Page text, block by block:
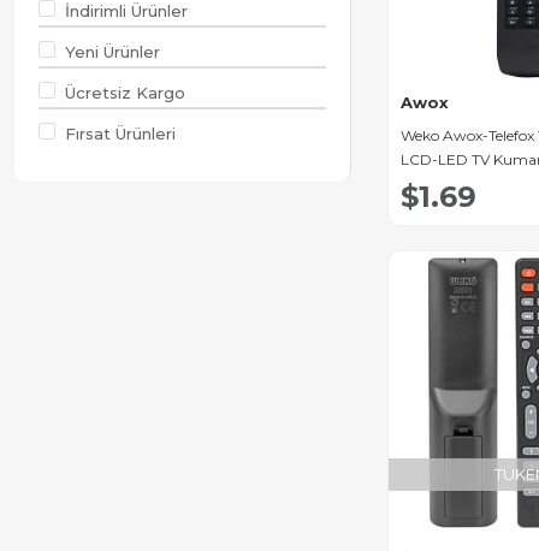
JVC Lcd
Kumanda
Philips Lcd
Kumanda
İndirimli Ürünler
Yeni Ürünler
Ücretsiz Kargo
Fırsat Ürünleri
Awox
Weko Awox-
LCD-LED TV
$1.69